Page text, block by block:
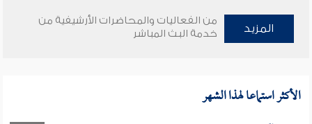
المزيد
من الفعاليات والمحاضرات الأرشيفية من
خدمة البث المباشر
الأكثر استماعا لهذا الشهر